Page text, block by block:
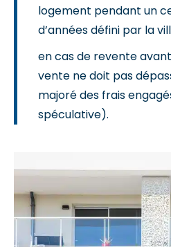
logement pendant un
d’années défini par la
en cas de revente
vente ne doit pas
majoré des frais
spéculative).